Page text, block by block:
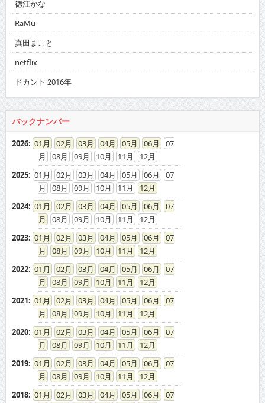
真田まこと
netflix
ドカント 2016年
2026:01 02 03 04 05 06
07
08
2025: 01 02 03 04 05 06
07
08
09 10 11
12
2024: 01 02 03 04 05 06
07
08
09 10 11
12
2023: 01 02 03 04 05 06
07
08
09 10 11
12
2022: 01 02 03 04 05 06
07
08
09 10 11
12
2021: 01 02 03 04 05 06
07
08
09 10 11
12
2020: 01 02 03 04 05 06
07
08
09 10 11
12
2019: 01 02 03 04 05 06
07
08
09 10 11
12
2018: 01 02 03 04 05 06
07
08
09 10 11
12
2017: 01 02 03 04 05 06
07